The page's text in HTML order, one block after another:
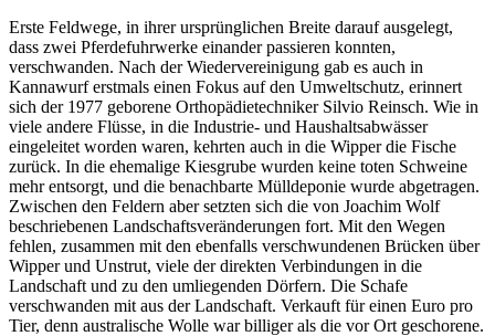
Erste Feldwege, in ihrer ursprünglichen Breite darauf ausgelegt,
dass zwei Pferdefuhrwerke einander passieren konnten,
verschwanden. Nach der Wiedervereinigung gab es auch in
Kannawurf erstmals einen Fokus auf den Umweltschutz, erinnert
sich der 1977 geborene Orthopädietechniker Silvio Reinsch. Wie in
viele andere Flüsse, in die Industrie- und Haushaltsabwässer
eingeleitet worden waren, kehrten auch in die Wipper die Fische
zurück. In die ehemalige Kiesgrube wurden keine toten Schweine
mehr entsorgt, und die benachbarte Mülldeponie wurde abgetragen.
Zwischen den Feldern aber setzten sich die von Joachim Wolf
beschriebenen Landschaftsveränderungen fort. Mit den Wegen
fehlen, zusammen mit den ebenfalls verschwundenen Brücken über
Wipper und Unstrut, viele der direkten Verbindungen in die
Landschaft und zu den umliegenden Dörfern. Die Schafe
verschwanden mit aus der Landschaft. Verkauft für einen Euro pro
Tier, denn australische Wolle war billiger als die vor Ort geschorene.